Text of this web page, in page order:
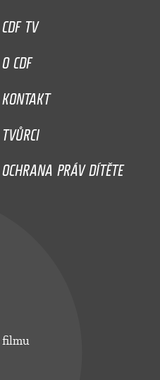
CDF TV
O CDF
KONTAKT
TVŮRCI
OCHRANA PRÁV DÍTĚTE
filmu